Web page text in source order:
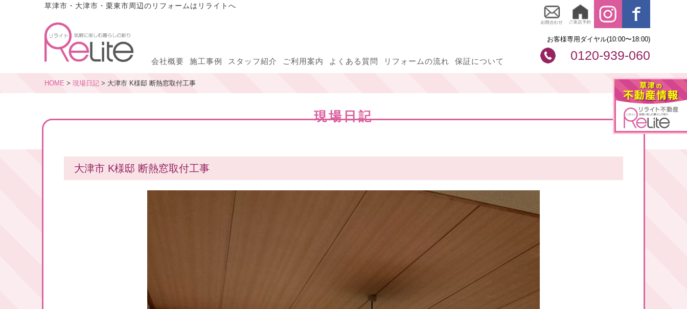
草津市・大津市・栗東市周辺のリフォームはリライトへ
会社概要 施工事例 スタッフ紹介 ご利用案内 よくある質問 リフォームの流れ 保証について
お客様専用ダイヤル(10:00〜18:00)
0120-939-060
HOME > 現場日記 > 大津市 K様邸 断熱窓取付工事
現場日記
大津市 K様邸 断熱窓取付工事